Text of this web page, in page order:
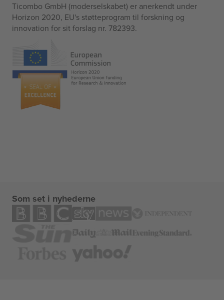
Ticombo GmbH (moderselskabet) er anerkendt under
Horizon 2020, EU's støtteprogram til forskning og
innovation for sit forslag nr. 782393.
Som set i nyhederne